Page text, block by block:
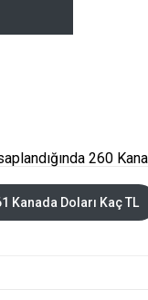
260
Kanada Doları Kaç TL